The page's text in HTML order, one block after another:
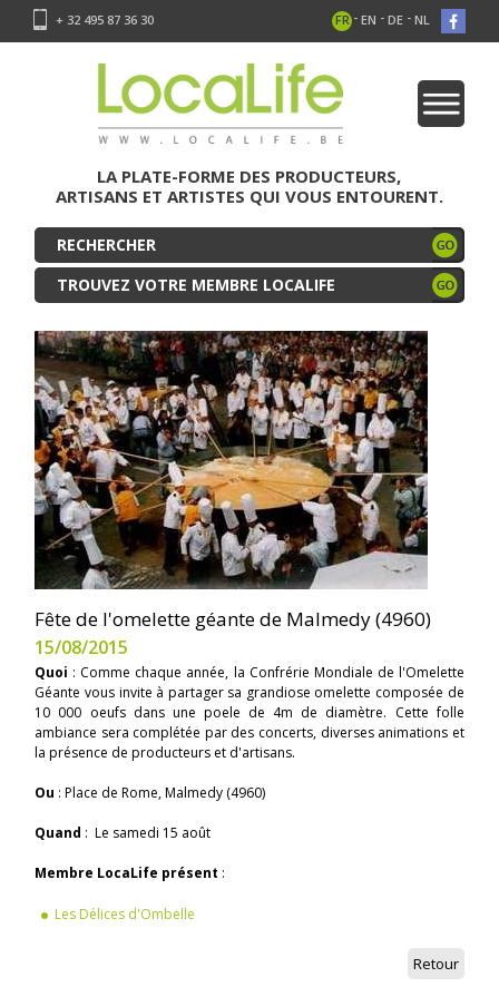
+ 32 495 87 36 30 FR - EN - DE - NL
LA PLATE-FORME DES PRODUCTEURS,
ARTISANS ET ARTISTES QUI VOUS ENTOURENT.
TROUVEZ VOTRE MEMBRE LOCALIFE
Fête de l'omelette géante de Malmedy (4960)
15/08/2015
Quoi : Comme chaque année, la Confrérie Mondiale de l'Omelette
Géante vous invite à partager sa grandiose omelette composée de
10 000 oeufs dans une poele de 4m de diamètre. Cette folle
ambiance sera complétée par des concerts, diverses animations et
la présence de producteurs et d'artisans.
Ou : Place de Rome, Malmedy (4960)
Quand : Le samedi 15 août
Membre LocaLife présent :
Les Délices d'Ombelle
Retour